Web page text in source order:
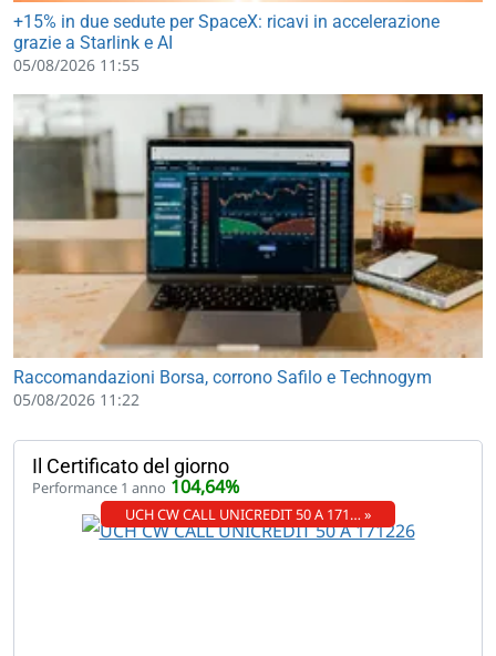
+15% in due sedute per SpaceX: ricavi in accelerazione
grazie a Starlink e AI
05/08/2026 11:55
Raccomandazioni Borsa, corrono Safilo e Technogym
05/08/2026 11:22
Il Certificato del giorno
Performance 1 anno 104,64%
UCH CW CALL UNICREDIT 50 A 171… »